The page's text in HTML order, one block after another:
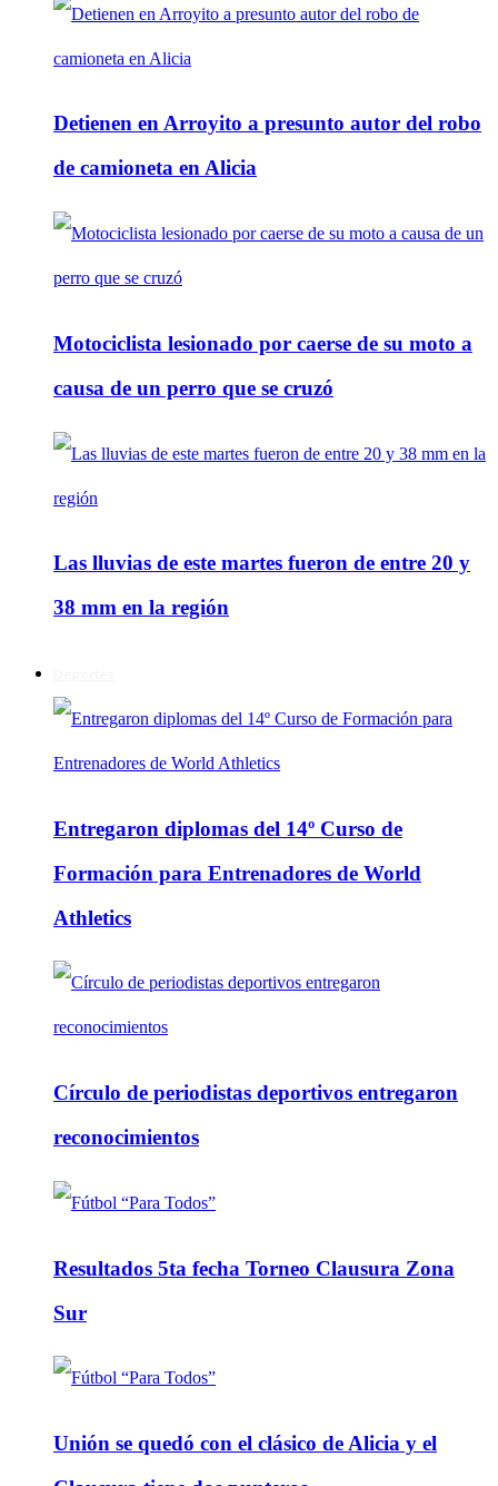
Detienen en Arroyito a presunto autor del robo
de camioneta en Alicia
Motociclista lesionado por caerse de su moto a
causa de un perro que se cruzó
Las lluvias de este martes fueron de entre 20 y
38 mm en la región
Entregaron diplomas del 14º Curso de
Formación para Entrenadores de World
Athletics
Círculo de periodistas deportivos entregaron
reconocimientos
Resultados 5ta fecha Torneo Clausura Zona
Sur
Unión se quedó con el clásico de Alicia y el